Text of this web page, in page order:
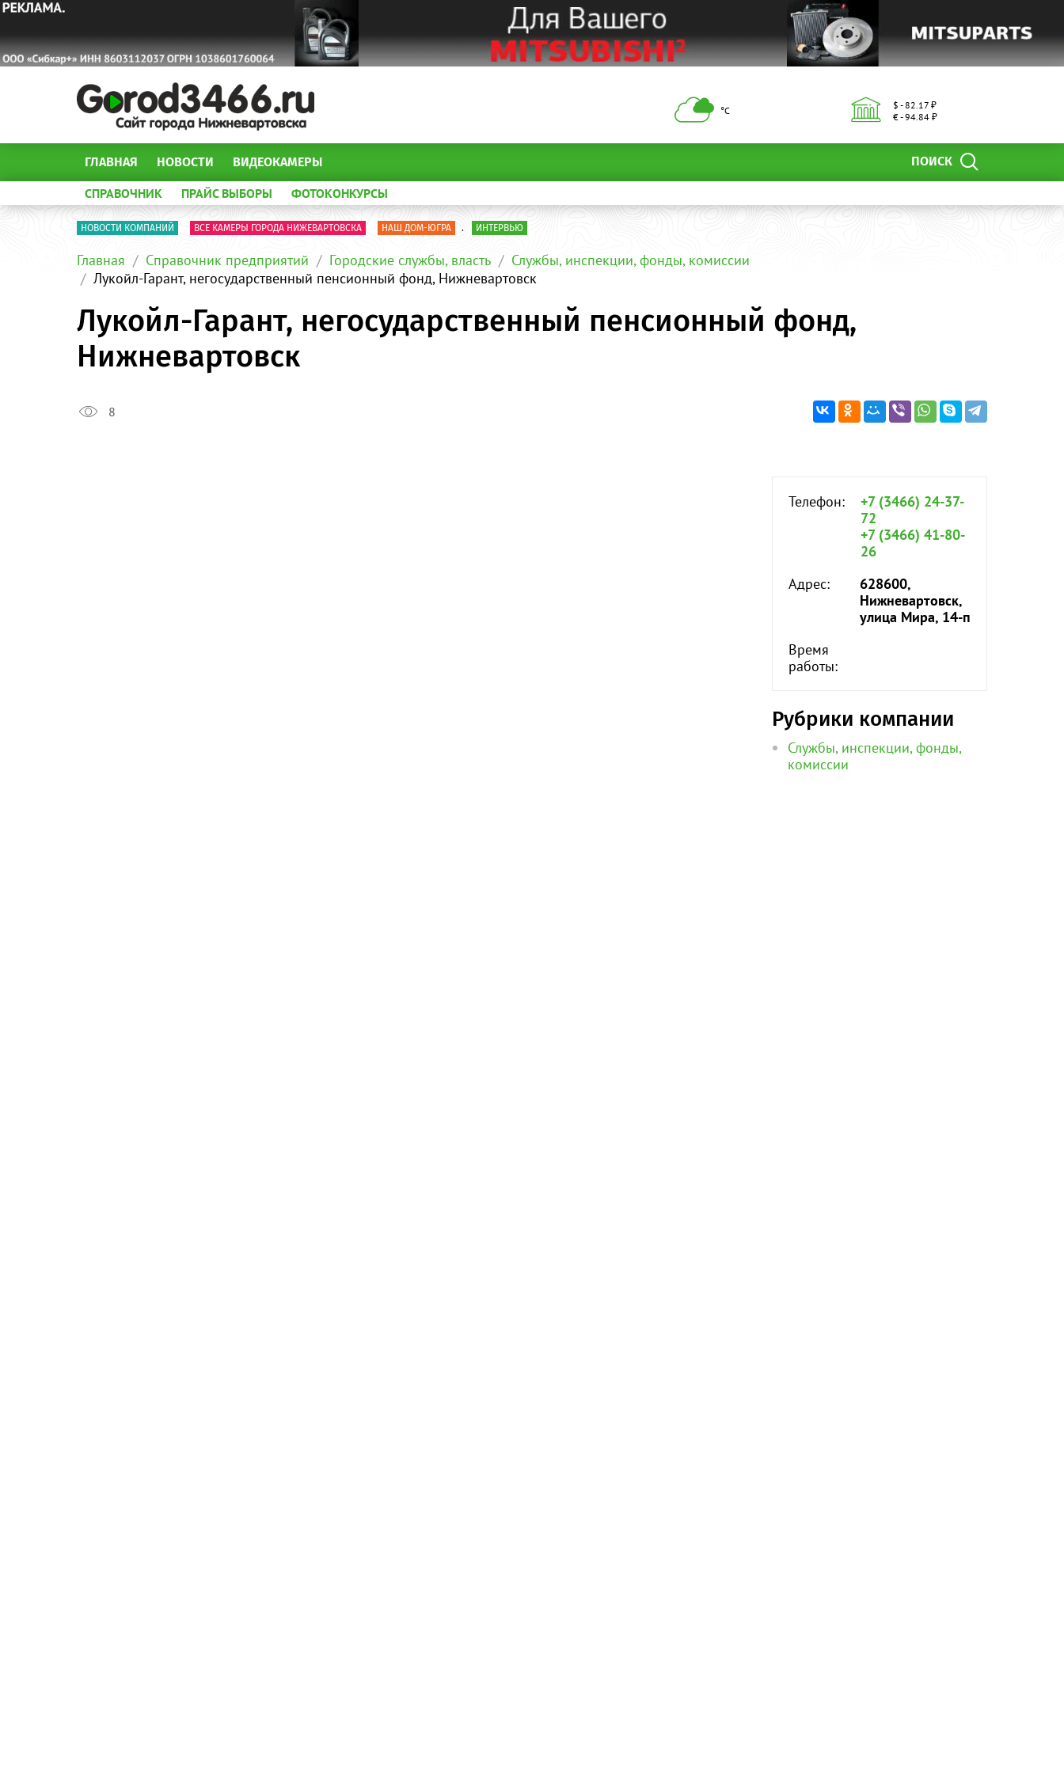
°С
$ - 82.17 ₽
€ - 94.84 ₽
ПОИСК
ГЛАВНАЯ НОВОСТИ ВИДЕОКАМЕРЫ
СПРАВОЧНИК ПРАЙС ВЫБОРЫ ФОТОКОНКУРСЫ
НОВОСТИ КОМПАНИЙ ВСЕ КАМЕРЫ ГОРОДА НИЖЕВАРТОВСКА НАШ ДОМ-ЮГРА . ИНТЕРВЬЮ
Главная Справочник предприятий Городские службы, власть
Службы, инспекции, фонды, комиссии
Лукойл-Гарант, негосударственный пенсионный фонд, Нижневартовск
Лукойл-Гарант, негосударственный пенсионный фонд,
Нижневартовск
8
Телефон:
+7 (3466) 24-37-
72
+7 (3466) 41-80-
26
Адрес:
628600,
Нижневартовск,
улица Мира, 14-п
Время
работы:
Рубрики компании
Службы, инспекции, фонды,
комиссии